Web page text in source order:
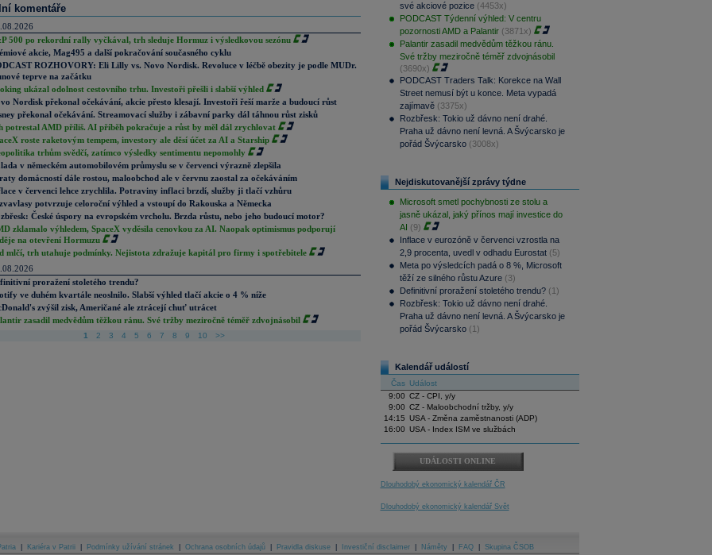
komentáře
500 po rekordní rally vyčkával, trh sleduje Hormuz i výsledkovou sezónu
akcie, Mag495 a další pokračování současného cyklu
ROZHOVORY: Eli Lilly vs. Novo Nordisk. Revoluce v léčbě obezity je podle MUDr.
teprve na začátku
ukázal odolnost cestovního trhu. Investoři přešli i slabší výhled
Nordisk překonal očekávání, akcie přesto klesají. Investoři řeší marže a budoucí růst
překonal očekávání. Streamovací služby i zábavní parky dál táhnou růst zisků
potrestal AMD příliš. AI příběh pokračuje a růst by měl dál zrychlovat
roste raketovým tempem, investory ale děsí účet za AI a Starship
trhům svědčí, zatímco výsledky sentimentu nepomohly
v německém automobilovém průmyslu se v červenci výrazně zlepšila
domácností dále rostou, maloobchod ale v červnu zaostal za očekáváním
v červenci lehce zrychlila. Potraviny inflaci brzdí, služby ji tlačí vzhůru
potvrzuje celoroční výhled a vstoupí do Rakouska a Německa
České úspory na evropském vrcholu. Brzda růstu, nebo jeho budoucí motor?
zklamalo výhledem, SpaceX vyděsila cenovkou za AI. Naopak optimismus podporují
na otevření Hormuzu
mlčí, trh utahuje podmínky. Nejistota zdražuje kapitál pro firmy i spotřebitele
proražení stoletého trendu?
ve duhém kvartále neoslnilo. Slabší výhled tlačí akcie o 4 % níže
zvýšil zisk, Američané ale ztrácejí chuť utrácet
zasadil medvědům těžkou ránu. Své tržby meziročně téměř zdvojnásobil
1 2 3 4 5 6 7 8 9 10 >>
své akciové pozice (4453x)
PODCAST Týdenní výhled: V centru
pozornosti AMD a Palantir (3871x)
Palantir zasadil medvědům těžkou ránu.
Své tržby meziročně téměř zdvojnásobil
(3690x)
PODCAST Traders Talk: Korekce na Wall
Street nemusí být u konce. Meta vypadá
zajímavě (3375x)
Rozbřesk: Tokio už dávno není drahé.
Praha už dávno není levná. A Švýcarsko je
pořád Švýcarsko (3008x)
Nejdiskutovanější zprávy týdne
Microsoft smetl pochybnosti ze stolu a
jasně ukázal, jaký přínos mají investice do
AI (9)
Inflace v eurozóně v červenci vzrostla na
2,9 procenta, uvedl v odhadu Eurostat (5)
Meta po výsledcích padá o 8 %, Microsoft
těží ze silného růstu Azure (3)
Definitivní proražení stoletého trendu? (1)
Rozbřesk: Tokio už dávno není drahé.
Praha už dávno není levná. A Švýcarsko je
pořád Švýcarsko (1)
Kalendář událostí
Čas Událost
9:00 CZ - CPI, y/y
9:00 CZ - Maloobchodní tržby, y/y
14:15 USA - Změna zaměstnanosti (ADP)
16:00 USA - Index ISM ve službách
UDÁLOSTI ONLINE
Dlouhodobý ekonomický kalendář ČR
Dlouhodobý ekonomický kalendář Svět
Kariéra v Patrii Podmínky užívání stránek Ochrana osobních údajů Pravidla diskuse Investiční disclaimer Náměty FAQ Skupina ČSOB